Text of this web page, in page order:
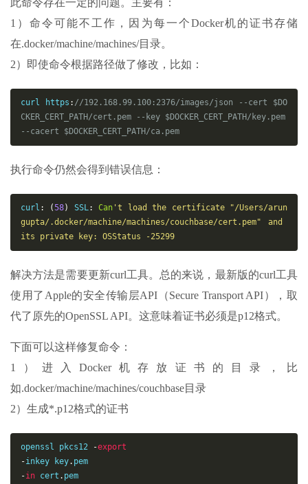
1）命令可能不工作，因为每一个Docker机的证书存储
在.docker/machine/machines/目录。
2）即使命令根据路径做了修改，比如：
curl https : //192.168.99.100:2376/images/json --cert $DO
CKER_CERT_PATH/cert.pem --key $DOCKER_CERT_PATH/key.pem
--cacert $DOCKER_CERT_PATH/ca.pem
执行命令仍然会得到错误信息：
curl : (58) SSL: Can 't load the certificate "/Users/arun
gupta/.docker/machine/machines/couchbase/cert.pem" and
its private key: OSStatus -25299
解决方法是需要更新curl工具。总的来说，最新版的curl工具
使用了Apple的安全传输层API（Secure Transport API），取
代了原先的OpenSSL API。这意味着证书必须是p12格式。
下面可以这样修复命令：
1）进入Docker机存放证书的目录，比
如.docker/machine/machines/couchbase目录
2）生成*.p12格式的证书
openssl pkcs12 -export
-inkey key.
-in cert .